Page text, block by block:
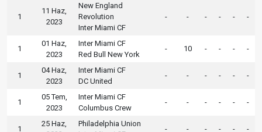
1
11 Haz,
2023
New England
Revolution
Inter Miami CF
- - - - - -
1
01 Haz,
2023
Inter Miami CF
Red Bull New York
- 10 - - - -
1
04 Haz,
2023
Inter Miami CF
DC United
- - - - - -
1
05 Tem,
2023
Inter Miami CF
Columbus Crew
- - - - - -
1
25 Haz,
Philadelphia Union
- - - - - -